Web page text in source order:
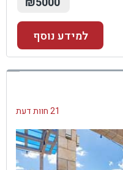
למידע נוסף
21 חוות דעת